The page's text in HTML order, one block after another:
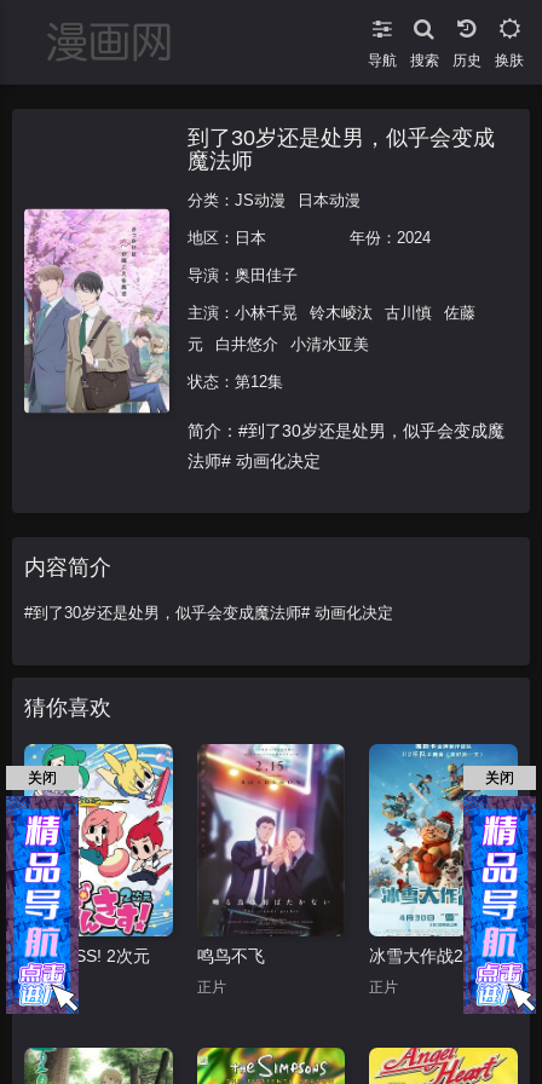
导航 搜索 换肤
到了30岁还是处男，似乎会变成
魔法师
分类： JS动漫 日本动漫
地区： 日本 年份： 2024
导演： 奥田佳子
主演： 小林千晃 铃木崚汰 古川慎
佐藤
元
白井悠介 小清水亚美
状态：第12集
简介：#到了30岁还是处男，似乎会变成魔
法师# 动画化决定
内容简介
#到了30岁还是处男，似乎会变成魔法师# 动画化决定
猜你喜欢
PUNKISS! 2次元
第24话
鸣鸟不飞
正片
冰雪大作战2（原声版）
正片
关闭 关闭